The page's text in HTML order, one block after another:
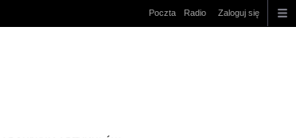
Poczta Radio Zaloguj się